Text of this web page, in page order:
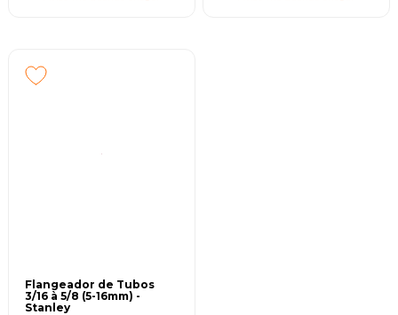
Flangeador de Tubos
3/16 à 5/8 (5-16mm) -
Stanley